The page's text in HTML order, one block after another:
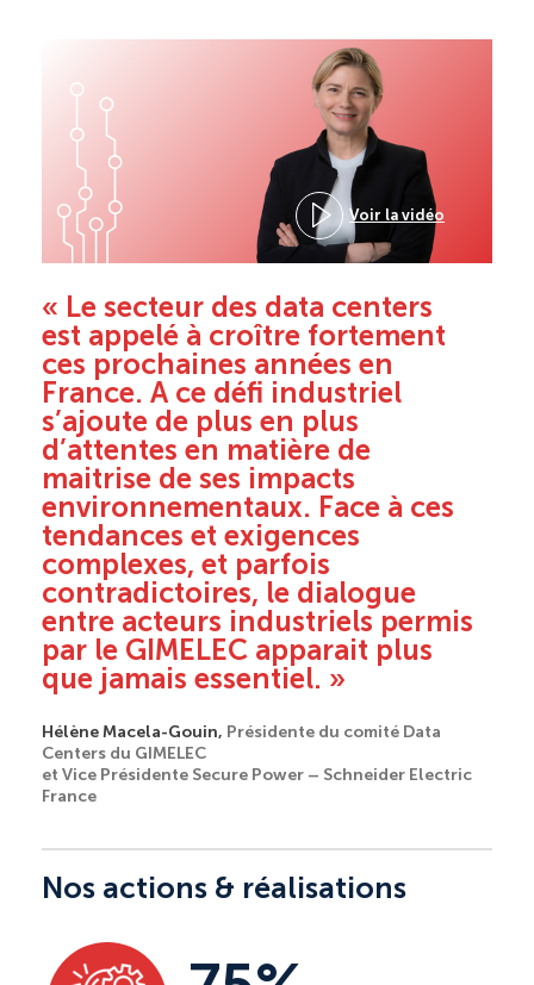
Voir la vidéo
« Le secteur des data centers
est appelé à croître fortement
ces prochaines années en
France. A ce défi industriel
s’ajoute de plus en plus
d’attentes en matière de
maitrise de ses impacts
environnementaux. Face à ces
tendances et exigences
complexes, et parfois
contradictoires, le dialogue
entre acteurs industriels permis
par le GIMELEC apparait plus
que jamais essentiel. »
Hélène Macela-Gouin, Présidente du comité Data
Centers du GIMELEC
et Vice Présidente Secure Power – Schneider Electric
France
Nos actions & réalisations